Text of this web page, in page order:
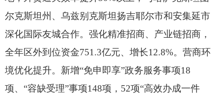
尔克斯坦州、 乌兹别克斯坦扬吉耶尔市和安集延市
深化国际友城合作。 强化精准招商、 产业链招商，
全年区外到位资金751.3亿元、 增长12.8%。 营商环
境优化提升。 新增“免申即享”政务服务事项18
项、 “容缺受理”事项148项， 52项“高效办成一件